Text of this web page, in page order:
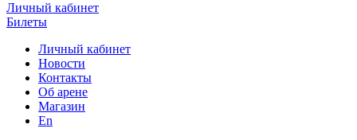
Личный кабинет
Билеты
Личный кабинет
Новости
Контакты
Об арене
Магазин
En